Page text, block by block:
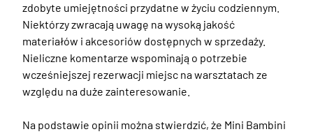
zdobyte umiejętności przydatne w życiu codziennym.
Niektórzy zwracają uwagę na wysoką jakość
materiałów i akcesoriów dostępnych w sprzedaży.
Nieliczne komentarze wspominają o potrzebie
wcześniejszej rezerwacji miejsc na warsztatach ze
względu na duże zainteresowanie.
Na podstawie opinii można stwierdzić, że Mini Bambini